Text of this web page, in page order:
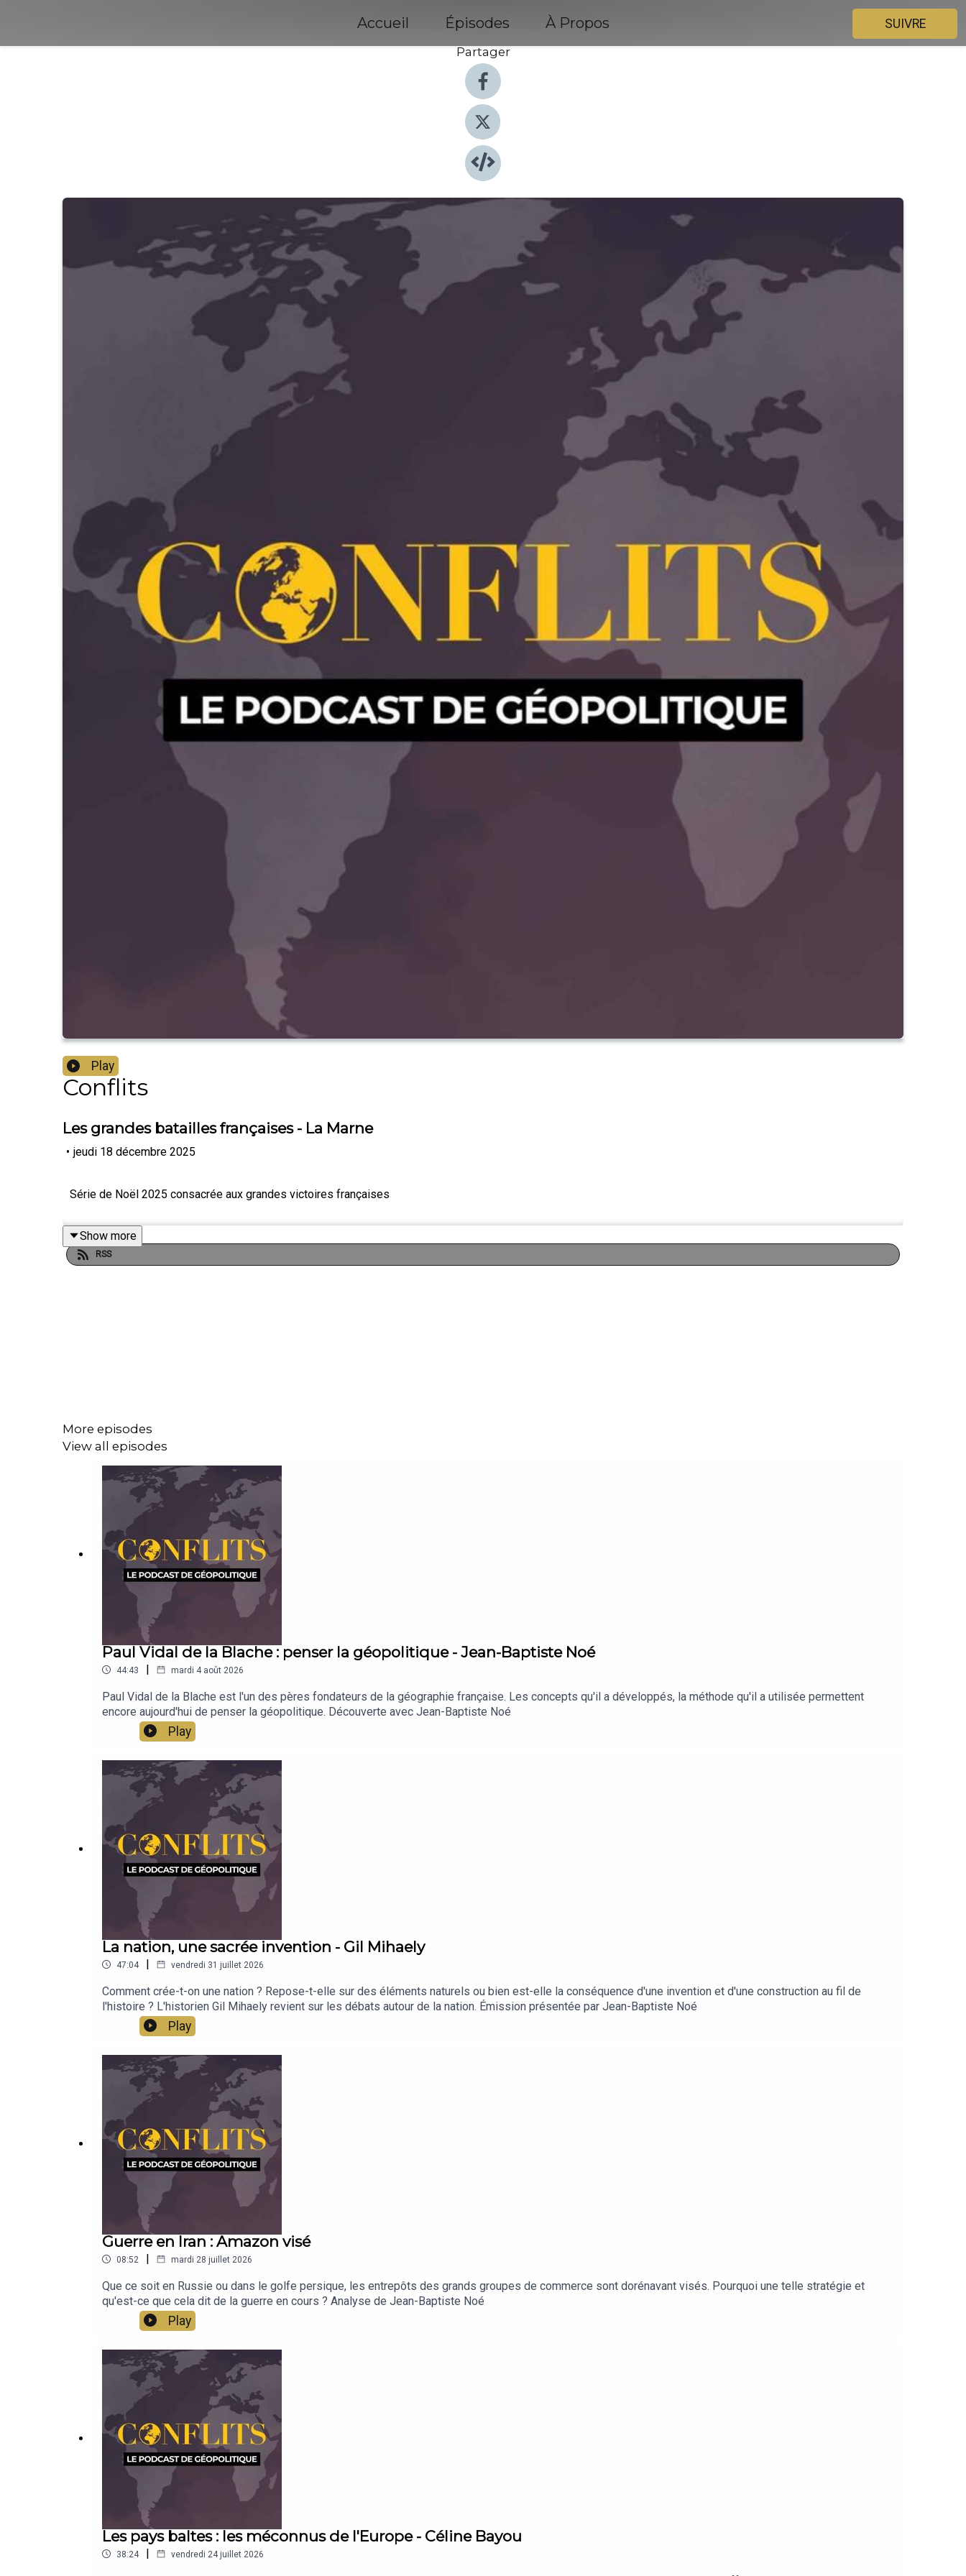
Accueil Épisodes À Propos
SUIVRE
Partager
Play
Conflits
Les grandes batailles françaises - La Marne
• jeudi 18 décembre 2025
Série de Noël 2025 consacrée aux grandes victoires françaises
Show more
RSS
More episodes
View all episodes
Paul Vidal de la Blache : penser la géopolitique - Jean-Baptiste Noé
44:43 | mardi 4 août 2026
Paul Vidal de la Blache est l'un des pères fondateurs de la géographie française. Les concepts qu'il a développés, la méthode qu'il a utilisée permettent
encore aujourd'hui de penser la géopolitique. Découverte avec Jean-Baptiste Noé
Play
La nation, une sacrée invention - Gil Mihaely
47:04 | vendredi 31 juillet 2026
Comment crée-t-on une nation ? Repose-t-elle sur des éléments naturels ou bien est-elle la conséquence d'une invention et d'une construction au fil de
l'histoire ? L'historien Gil Mihaely revient sur les débats autour de la nation. Émission présentée par Jean-Baptiste Noé
Play
Guerre en Iran : Amazon visé
08:52 | mardi 28 juillet 2026
Que ce soit en Russie ou dans le golfe persique, les entrepôts des grands groupes de commerce sont dorénavant visés. Pourquoi une telle stratégie et
qu'est-ce que cela dit de la guerre en cours ? Analyse de Jean-Baptiste Noé
Play
Les pays baltes : les méconnus de l'Europe - Céline Bayou
38:24 | vendredi 24 juillet 2026